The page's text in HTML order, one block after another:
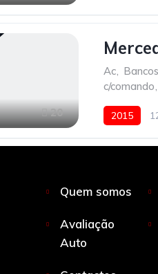
20
Ac
c/comando
2015
Quem somos
Avaliação
Auto